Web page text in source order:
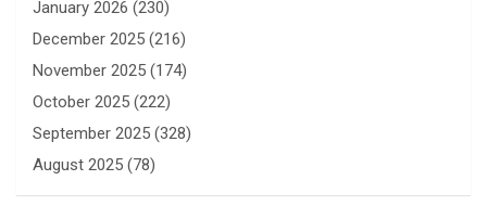
January 2026 (230)
December 2025 (216)
November 2025 (174)
October 2025 (222)
September 2025 (328)
August 2025 (78)